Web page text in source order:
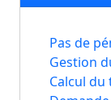
Pas de
Gestion
Calcul du